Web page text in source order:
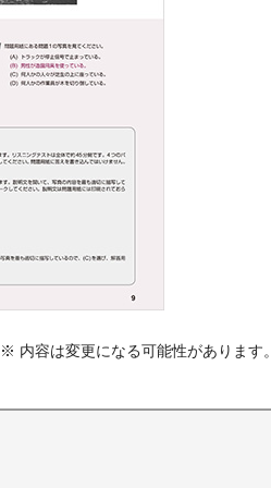
※ 内容は変更になる可能性があります。